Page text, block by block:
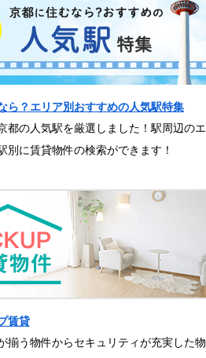
ら？エリア別おすすめの人気駅特集
都の人気駅を厳選しました！駅周辺のエ
別に賃貸物件の検索ができます！
賃貸
揃う物件からセキュリティが充実した物